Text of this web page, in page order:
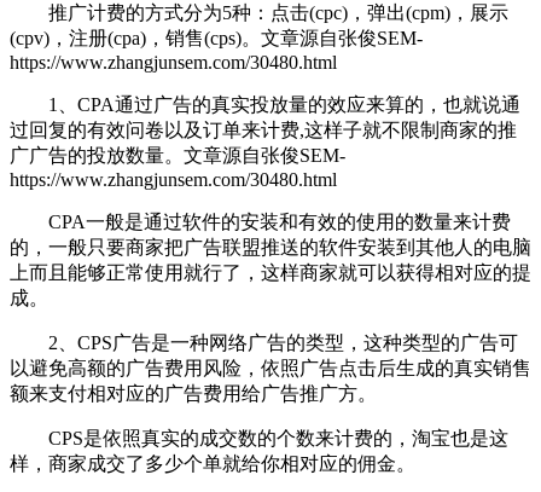
推广计费的方式分为5种：点击(cpc)，弹出(cpm)，展示
(cpv)，注册(cpa)，销售(cps)。 文章源自张俊SEM-
https://www.zhangjunsem.com/30480.html
1、CPA通过广告的真实投放量的效应来算的，也就说通
过回复的有效问卷以及订单来计费,这样子就不限制商家的推
广广告的投放数量。 文章源自张俊SEM-
https://www.zhangjunsem.com/30480.html
CPA一般是通过软件的安装和有效的使用的数量来计费
的，一般只要商家把广告联盟推送的软件安装到其他人的电脑
上而且能够正常使用就行了，这样商家就可以获得相对应的提
成。
2、CPS广告是一种网络广告的类型，这种类型的广告可
以避免高额的广告费用风险，依照广告点击后生成的真实销售
额来支付相对应的广告费用给广告推广方。
CPS是依照真实的成交数的个数来计费的，淘宝也是这
样，商家成交了多少个单就给你相对应的佣金。